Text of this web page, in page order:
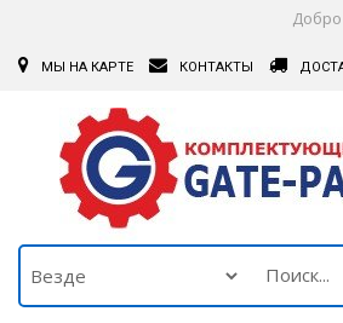
МЫ НА КАРТЕ КОНТАКТЫ